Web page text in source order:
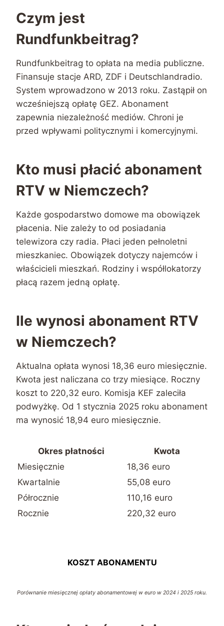
Czym jest
Rundfunkbeitrag?
Rundfunkbeitrag to opłata na media publiczne.
Finansuje stacje ARD, ZDF i Deutschlandradio.
System wprowadzono w 2013 roku. Zastąpił on
wcześniejszą opłatę GEZ. Abonament
zapewnia niezależność mediów. Chroni je
przed wpływami politycznymi i komercyjnymi.
Kto musi płacić abonament
RTV w Niemczech?
Każde gospodarstwo domowe ma obowiązek
płacenia. Nie zależy to od posiadania
telewizora czy radia. Płaci jeden pełnoletni
mieszkaniec. Obowiązek dotyczy najemców i
właścicieli mieszkań. Rodziny i współlokatorzy
płacą razem jedną opłatę.
Ile wynosi abonament RTV
w Niemczech?
Aktualna opłata wynosi 18,36 euro miesięcznie.
Kwota jest naliczana co trzy miesiące. Roczny
koszt to 220,32 euro. Komisja KEF zaleciła
podwyżkę. Od 1 stycznia 2025 roku abonament
ma wynosić 18,94 euro miesięcznie.
Okres płatności
Kwota
Miesięcznie
18,36 euro
Kwartalnie
55,08 euro
Półrocznie
110,16 euro
Rocznie
220,32 euro
KOSZT ABONAMENTU
Porównanie miesięcznej opłaty abonamentowej w euro w 2024 i 2025 roku.